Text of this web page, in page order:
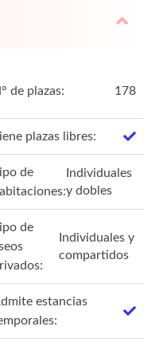
de plazas: 178
plazas libres:
de
Individuales
y dobles
de
Individuales y
compartidos
estancias